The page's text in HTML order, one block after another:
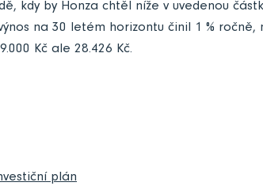
kdy by Honza chtěl níže v uvedenou
na 30 letém horizontu činil 1 % ročně,
Kč ale 28.426 Kč.
plán